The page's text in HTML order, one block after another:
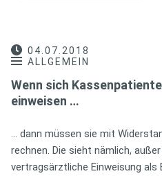
04.07.2018
ALLGEMEIN
Wenn sich
einweisen …
… dann müssen sie mit
rechnen. Die sieht nämlich,
vertragsärztliche Einweisung als